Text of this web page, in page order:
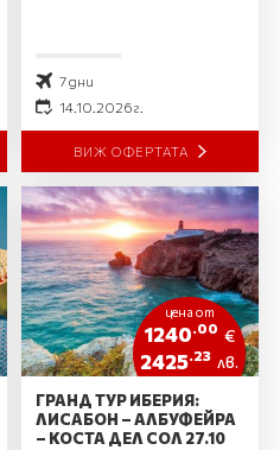
7 дни
14.10.2026 г.
ВИЖ ОФЕРТАТА
цена от
1240.00 €
2425 .23 лв.
ГРАНД ТУР ИБЕРИЯ:
ЛИСАБОН – АЛБУФЕЙРА
– КОСТА ДЕЛ СОЛ 27.10